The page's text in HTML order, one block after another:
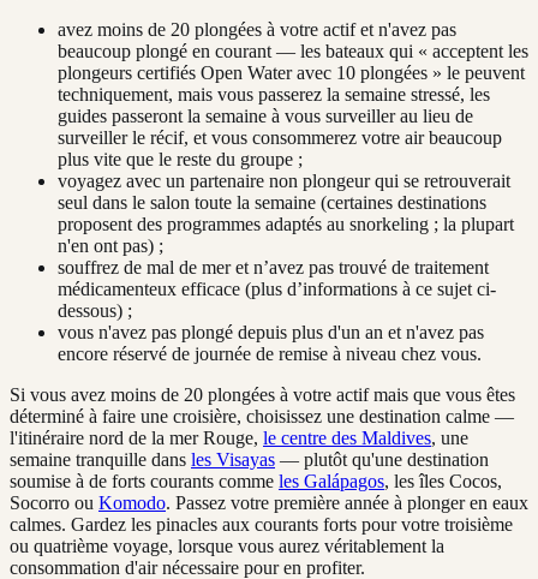
avez moins de 20 plongées à votre actif et n'avez pas
beaucoup plongé en courant — les bateaux qui « acceptent les
plongeurs certifiés Open Water avec 10 plongées » le peuvent
techniquement, mais vous passerez la semaine stressé, les
guides passeront la semaine à vous surveiller au lieu de
surveiller le récif, et vous consommerez votre air beaucoup
plus vite que le reste du groupe ;
voyagez avec un partenaire non plongeur qui se retrouverait
seul dans le salon toute la semaine (certaines destinations
proposent des programmes adaptés au snorkeling ; la plupart
n'en ont pas) ;
souffrez de mal de mer et n’avez pas trouvé de traitement
médicamenteux efficace (plus d’informations à ce sujet ci-
dessous) ;
vous n'avez pas plongé depuis plus d'un an et n'avez pas
encore réservé de journée de remise à niveau chez vous.
Si vous avez moins de 20 plongées à votre actif mais que vous êtes
déterminé à faire une croisière, choisissez une destination calme —
l'itinéraire nord de la mer Rouge, le centre des Maldives, une
semaine tranquille dans les Visayas — plutôt qu'une destination
soumise à de forts courants comme les Galápagos, les îles Cocos,
Socorro ou Komodo. Passez votre première année à plonger en eaux
calmes. Gardez les pinacles aux courants forts pour votre troisième
ou quatrième voyage, lorsque vous aurez véritablement la
consommation d'air nécessaire pour en profiter.